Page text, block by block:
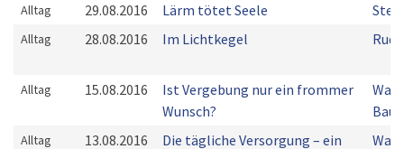
Alltag 29.08.2016 Lärm tötet Seele
Alltag 28.08.2016 Im Lichtkegel
Alltag 15.08.2016
Ist Vergebung nur ein frommer
Wunsch?
Alltag 13.08.2016
Die tägliche Versorgung – ein